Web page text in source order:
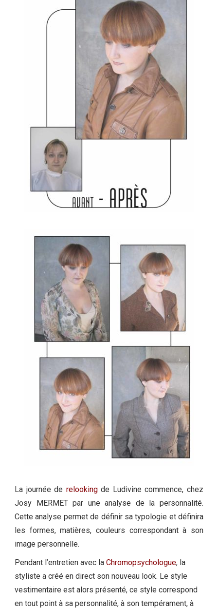
La journée de relookingde Ludivine commence, chez
Josy MERMET par une analyse de la personnalité.
Cette analyse permet de définir sa typologie et définira
les formes, matières, couleurs correspondant à son
image personnelle.
Pendant l’entretien avec la Chromopsychologue, la
styliste a créé en direct son nouveau look. Le style
vestimentaire est alors présenté, ce style correspond
en tout point à sa personnalité, à son tempérament, à